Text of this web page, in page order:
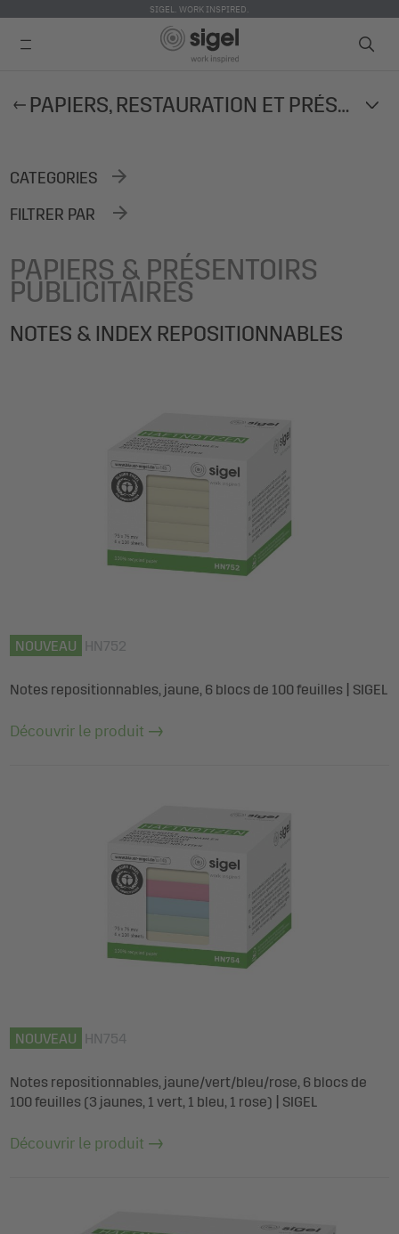
SIGEL. WORK INSPIRED.
PAPIERS, RESTAURATION ET PRÉSENTOIRS PUBLICITAIRES
CATEGORIES
FILTRER PAR
PAPIERS & PRÉSENTOIRS
PUBLICITAIRES
NOTES & INDEX REPOSITIONNABLES
NOUVEAU HN752
Notes repositionnables, jaune, 6 blocs de 100 feuilles | SIGEL
Découvrir le produit
NOUVEAU HN754
Notes repositionnables, jaune/vert/bleu/rose, 6 blocs de
100 feuilles (3 jaunes, 1 vert, 1 bleu, 1 rose) | SIGEL
Découvrir le produit